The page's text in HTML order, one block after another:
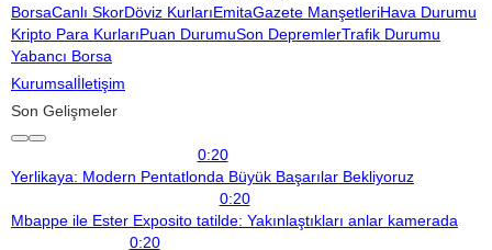
BorsaCanlı SkorDöviz KurlarıEmitaGazete ManşetleriHava Durumu
Kripto Para KurlarıPuan DurumuSon DepremlerTrafik Durumu
Yabancı Borsa
Kurumsalİletişim
Son Gelişmeler
0:20
Yerlikaya: Modern Pentatlonda Büyük Başarılar Bekliyoruz
0:20
Mbappe ile Ester Exposito tatilde: Yakınlaştıkları anlar kamerada
0:20